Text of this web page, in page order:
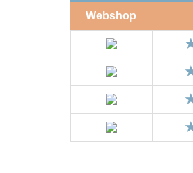
Webshop